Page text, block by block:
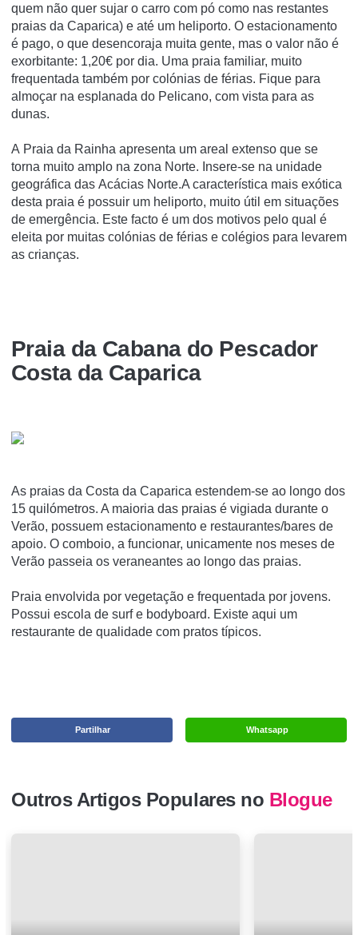
quem não quer sujar o carro com pó como nas restantes
praias da Caparica) e até um heliporto. O estacionamento
é pago, o que desencoraja muita gente, mas o valor não é
exorbitante: 1,20€ por dia. Uma praia familiar, muito
frequentada também por colónias de férias. Fique para
almoçar na esplanada do Pelicano, com vista para as
dunas.
A Praia da Rainha apresenta um areal extenso que se
torna muito amplo na zona Norte. Insere-se na unidade
geográfica das Acácias Norte.A característica mais exótica
desta praia é possuir um heliporto, muito útil em situações
de emergência. Este facto é um dos motivos pelo qual é
eleita por muitas colónias de férias e colégios para levarem
as crianças.
Praia da Cabana do Pescador
Costa da Caparica
As praias da Costa da Caparica estendem-se ao longo dos
15 quilómetros. A maioria das praias é vigiada durante o
Verão, possuem estacionamento e restaurantes/bares de
apoio. O comboio, a funcionar, unicamente nos meses de
Verão passeia os veraneantes ao longo das praias.
Praia envolvida por vegetação e frequentada por jovens.
Possui escola de surf e bodyboard. Existe aqui um
restaurante de qualidade com pratos típicos.
Whatsapp
Partilhar
Outros Artigos Populares no Blogue